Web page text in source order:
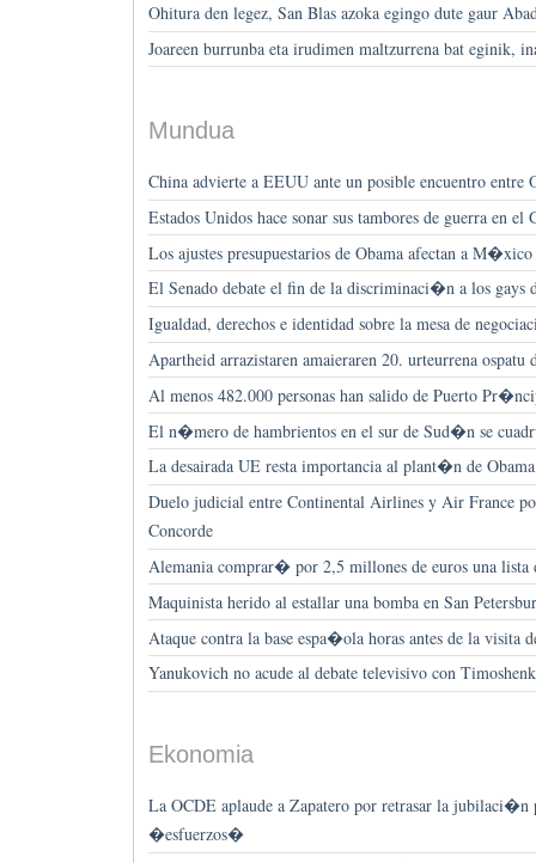
Ohitura den legez, San Blas azoka egingo dute gaur
Joareen burrunba eta irudimen maltzurrena bat eginik,
Mundua
China advierte a EEUU ante un posible encuentro entre
Estados Unidos hace sonar sus tambores de guerra en
Los ajustes presupuestarios de Obama afectan a
El Senado debate el fin de la discriminaci�n a los
Igualdad, derechos e identidad sobre la mesa de
Apartheid arrazistaren amaieraren 20. urteurrena ospatu
Al menos 482.000 personas han salido de Puerto
El n�mero de hambrientos en el sur de Sud�n se
La desairada UE resta importancia al plant�n de
Duelo judicial entre Continental Airlines y Air France
Concorde
Alemania comprar� por 2,5 millones de euros una lista
Maquinista herido al estallar una bomba en San
Ataque contra la base espa�ola horas antes de la visita
Yanukovich no acude al debate televisivo con
Ekonomia
La OCDE aplaude a Zapatero por retrasar la
�esfuerzos�